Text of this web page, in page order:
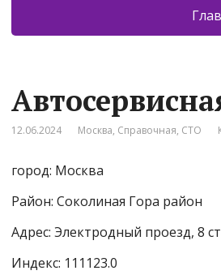
12.06.2024 Москва, Справочная, СТО
город: Москва
Район: Соколиная Гора район
Адрес: Электродный проезд, 8
Индекс: 111123.0